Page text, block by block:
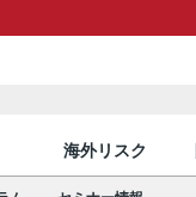
海外リスク